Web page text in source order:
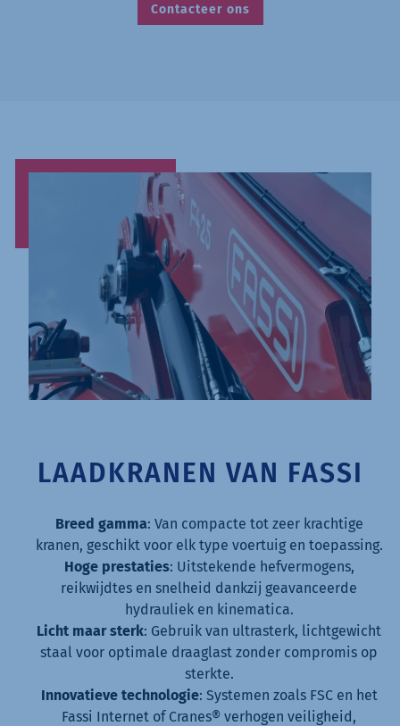
Contacteer ons
LAADKRANEN VAN FASSI
Breed gamma: Van compacte tot zeer krachtige
kranen, geschikt voor elk type voertuig en toepassing.
Hoge prestaties: Uitstekende hefvermogens,
reikwijdtes en snelheid dankzij geavanceerde
hydrauliek en kinematica.
Licht maar sterk: Gebruik van ultrasterk, lichtgewicht
staal voor optimale draaglast zonder compromis op
sterkte.
Innovatieve technologie: Systemen zoals FSC en het
Fassi Internet of Cranes® verhogen veiligheid,